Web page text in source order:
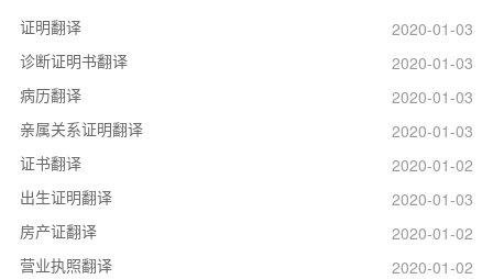
证明翻译
2020-01-03
诊断证明书翻译
2020-01-03
病历翻译
2020-01-03
亲属关系证明翻译
2020-01-03
证书翻译
2020-01-02
出生证明翻译
2020-01-03
房产证翻译
2020-01-02
营业执照翻译
2020-01-02